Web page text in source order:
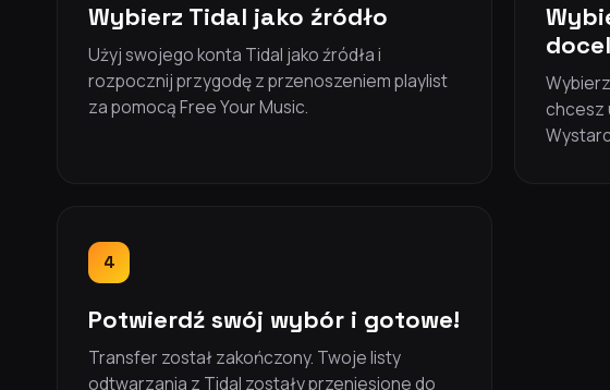
Wybierz Tidal jako źródło
Użyj swojego konta Tidal jako źródła i
rozpocznij przygodę z przenoszeniem playlist
za pomocą Free Your Music.
chcesz
4
Potwierdź swój wybór i gotowe!
Transfer został zakończony. Twoje listy
odtwarzania z Tidal zostały przeniesione do